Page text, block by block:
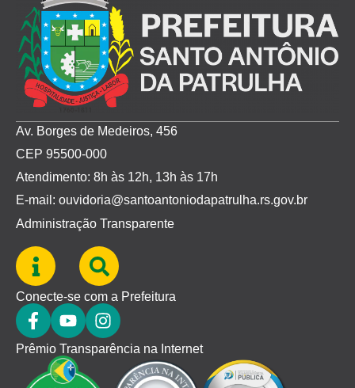
Av. Borges de Medeiros, 456
CEP 95500-000
Atendimento: 8h às 12h, 13h às 17h
E-mail: ouvidoria@santoantoniodapatrulha.rs.gov.br
Administração Transparente
Conecte-se com a Prefeitura
Prêmio Transparência na Internet